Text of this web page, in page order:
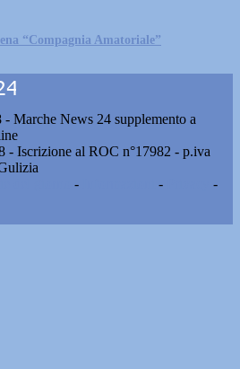
“Compagnia Amatoriale”
Marche News 24 supplemento a
- Iscrizione al ROC n°17982 - p.iva
- -
-